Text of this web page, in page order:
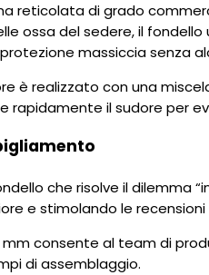
reticolata di grado
ossa del sedere, il
massiccia senza
realizzato con una
il sudore per
che risolve il dilemma
e stimolando le
consente al team di
di assemblaggio.